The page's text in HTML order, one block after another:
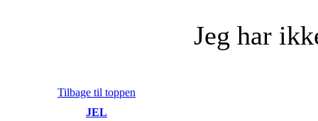
Jeg har
Tilbage til toppen
JEL